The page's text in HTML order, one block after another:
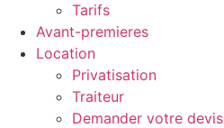
Tarifs
Avant-premieres
Location
Privatisation
Traiteur
Demander votre devis